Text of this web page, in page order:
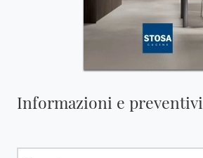
Informazioni e preventivi